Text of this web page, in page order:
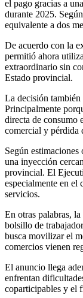
el pago gracias a
durante 2025.
equivalente a dos
De acuerdo con la
permitió ahora
extraordinario sin
Estado provincial.
La decisión
Principalmente
directa de consumo
comercial y pérdida
Según estimaciones
una inyección
provincial. El
especialmente en el
servicios.
En otras palabras,
bolsillo de
busca movilizar el
comercios vienen
El anuncio llega
enfrentan
coparticipables y el